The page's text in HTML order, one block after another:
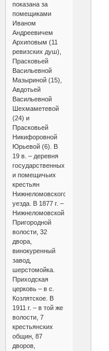
показана за
помещиками
Иваном
Андреевичем
Архиповым (11
ревизских душ),
Прасковьей
Васильевной
Мазыриной (15),
Авдотьей
Васильевной
Шехмаметевой
(24) и
Прасковьей
Никифоровной
Юрьевой (6). В
19 в. – деревня
государственных
и помещичьих
крестьян
Нижнеломовского
уезда. В 1877 г. –
Нижнеломовской
Пригородной
волости, 32
двора,
винокуренный
завод,
шерстомойка.
Приходская
церковь – в с.
Козлятское. В
1911 г. – в той же
волости, 7
крестьянских
общин, 87
дворов,